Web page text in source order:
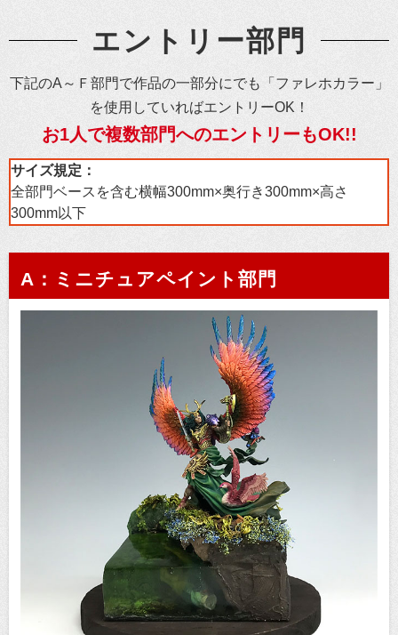
エントリー部門
下記のA～Ｆ部門で作品の一部分にでも「ファレホカラー」
を使用していればエントリーOK！
お1人で複数部門へのエントリーもOK!!
サイズ規定：
全部門ベースを含む横幅300mm×奥行き300mm×高さ
300mm以下
A：ミニチュアペイント部門